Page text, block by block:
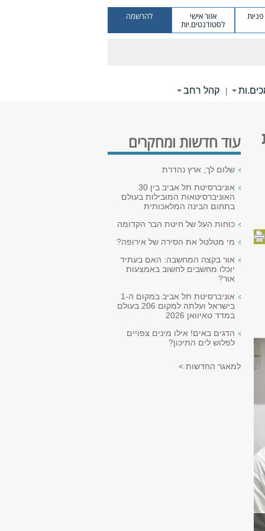
אזור אישי
לסטודנטים.יות
להרשמה
| קהל רחב
עוד חדשות ומחקרים
שלום לך, ארץ נהדרת
אוניברסיטת תל אביב בין 30
האוניברסיטאות המובילות בעולם
בתחום הבינה המלאכותית
כוחות העל של חיטת הבר הקדומה
מי מטלטל את הסירה של אירופה?
אור בקצה המחשבה: האם בעתיד
יוכלו מחשבים לחשוב באמצעות
אור?
אוניברסיטת תל אביב במקום ה-1
בישראל ועלתה למקום 206 בעולם
במדד טאיוואן 2026
הדגים באים! אילו מינים צפויים
לפלוש לים התיכון?
למאגר החדשות >